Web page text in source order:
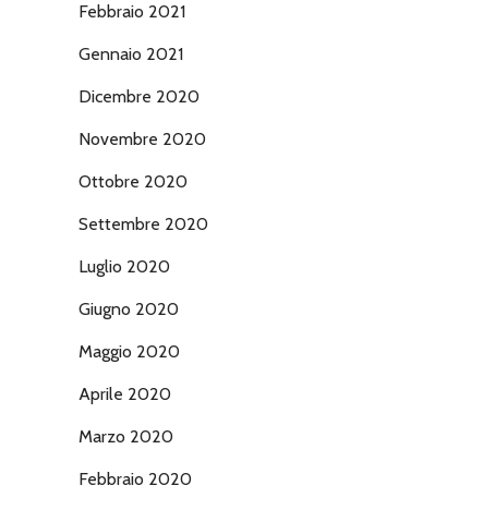
Febbraio 2021
Gennaio 2021
Dicembre 2020
Novembre 2020
Ottobre 2020
Settembre 2020
Luglio 2020
Giugno 2020
Maggio 2020
Aprile 2020
Marzo 2020
Febbraio 2020